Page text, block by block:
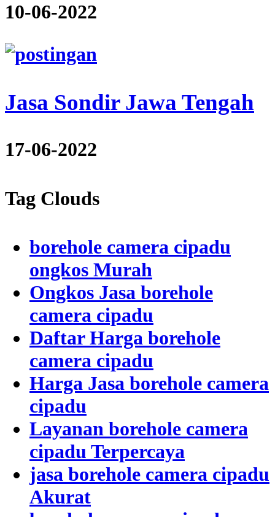
10-06-2022
Jasa Sondir Jawa Tengah
17-06-2022
Tag Clouds
borehole camera cipadu
ongkos Murah
Ongkos Jasa borehole
camera cipadu
Daftar Harga borehole
camera cipadu
Harga Jasa borehole camera
cipadu
Layanan borehole camera
cipadu Terpercaya
jasa borehole camera cipadu
Akurat